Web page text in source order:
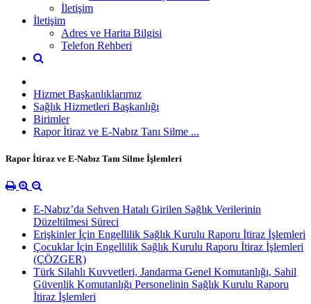
İletişim
İletişim
Adres ve Harita Bilgisi
Telefon Rehberi
Hizmet Başkanlıklarımız
Sağlık Hizmetleri Başkanlığı
Birimler
Rapor İtiraz ve E-Nabız Tanı Silme ...
Rapor İtiraz ve E-Nabız Tanı Silme İşlemleri
E-Nabız’da Sehven Hatalı Girilen Sağlık Verilerinin
Düzeltilmesi Süreci
Erişkinler İçin Engellilik Sağlık Kurulu Raporu İtiraz İşlemleri
Çocuklar İçin Engellilik Sağlık Kurulu Raporu İtiraz İşlemleri
(ÇÖZGER)
Türk Silahlı Kuvvetleri, Jandarma Genel Komutanlığı, Sahil
Güvenlik Komutanlığı Personelinin Sağlık Kurulu Raporu
İtiraz İşlemleri